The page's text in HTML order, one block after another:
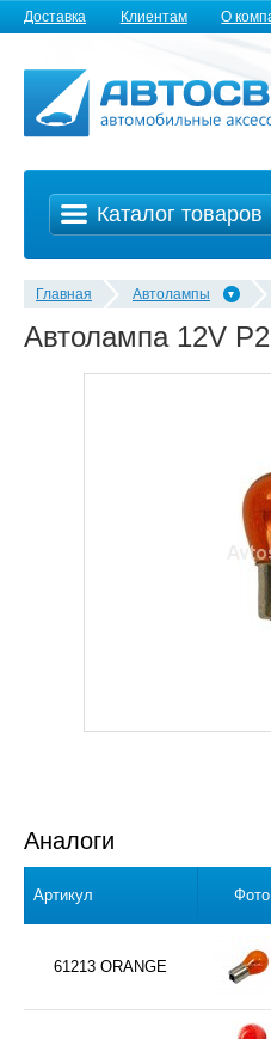
Доставка Клиентам О
Каталог товаров
Главная Автолампы
Автолампа 12V
Аналоги
Артикул Фото
61213 ORANGE